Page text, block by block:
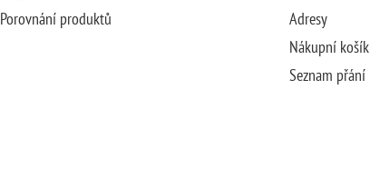
Porovnání produktů
Adresy
Nákupní košík
Seznam přání